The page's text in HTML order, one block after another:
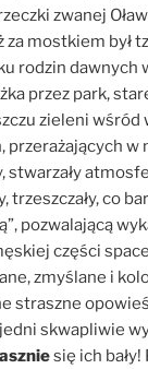
zwanej
za mostkiem był
rodzin dawnych
przez park,
zieleni wśród
przerażających w
stwarzały
trzeszczały, co
pozwalającą
części
zmyślane i
straszne
skwapliwie
się ich